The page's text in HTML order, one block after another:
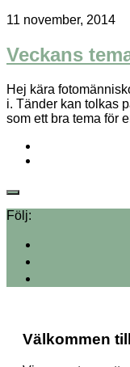
11 november, 2014
Veckans
Hej kära
i. Tänder kan tolkas
som ett bra tema för
Följ:
Välkommen